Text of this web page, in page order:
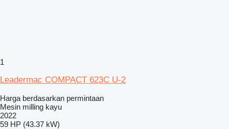
1
Leadermac COMPACT 623C U-2
Harga berdasarkan permintaan
Mesin milling kayu
2022
59 HP (43.37 kW)